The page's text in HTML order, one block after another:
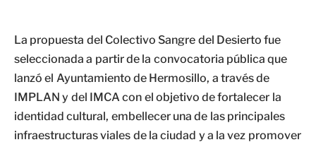
La propuesta del Colectivo Sangre del Desierto fue
seleccionada a partir de la convocatoria pública que
lanzó el Ayuntamiento de Hermosillo, a través de
IMPLAN y del IMCA con el objetivo de fortalecer la
identidad cultural, embellecer una de las principales
infraestructuras viales de la ciudad y a la vez promover